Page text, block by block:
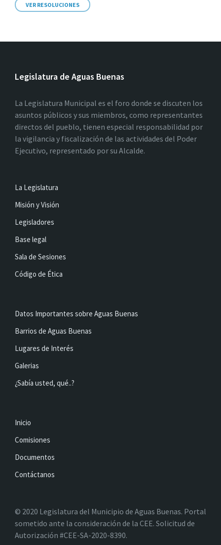
VER RESOLUCIONES
Legislatura de Aguas Buenas
La Legislatura Municipal es el foro donde se discuten los
asuntos públicos y sus miembros, como representantes
directos del pueblo, tienen especial responsabilidad por
la vigilancia y fiscalización de las actividades del Poder
Ejecutivo, representado por su Alcalde.
La Legislatura
Misión y Visión
Legisladores
Base legal
Sala de Sesiones
Código de Ética
Datos Importantes sobre Aguas Buenas
Barrios de Aguas Buenas
Lugares de Interés
Galerias
¿Sabía usted, qué..?
Inicio
Comisiones
Documentos
Contáctanos
© 2020 Legislatura del Municipio de Aguas Buenas. Portal
sometido ante la consideración de la CEE. Solicitud de
Autorización #CEE-SA-2020-8390.